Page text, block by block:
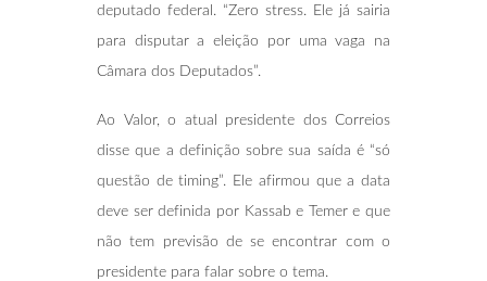
deputado federal. “Zero stress. Ele já sairia
para disputar a eleição por uma vaga na
Câmara dos Deputados”.
Ao Valor, o atual presidente dos Correios
disse que a definição sobre sua saída é “só
questão de timing”. Ele afirmou que a data
deve ser definida por Kassab e Temer e que
não tem previsão de se encontrar com o
presidente para falar sobre o tema.